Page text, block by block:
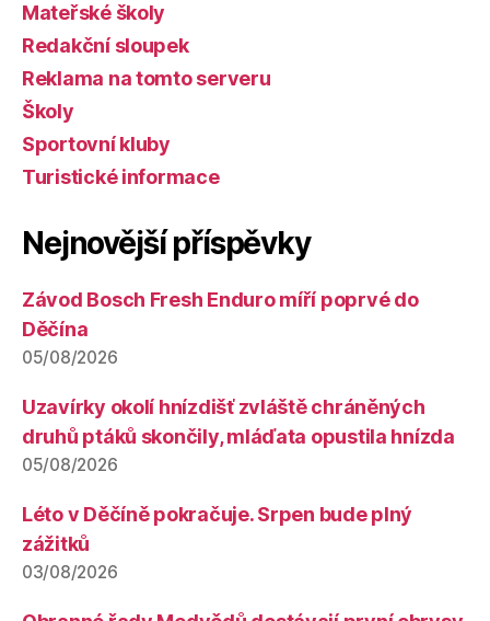
Mateřské školy
Redakční sloupek
Reklama na tomto serveru
Školy
Sportovní kluby
Turistické informace
Nejnovější příspěvky
Závod Bosch Fresh Enduro míří poprvé do
Děčína
05/08/2026
Uzavírky okolí hnízdišť zvláště chráněných
druhů ptáků skončily, mláďata opustila hnízda
05/08/2026
Léto v Děčíně pokračuje. Srpen bude plný
zážitků
03/08/2026